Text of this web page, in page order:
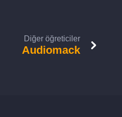
Diğer öğreticiler
Audiomack